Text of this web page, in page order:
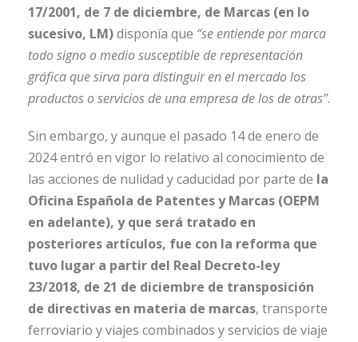
17/2001, de 7 de diciembre, de Marcas (en lo
sucesivo, LM)disponía que “se entiende por marca
todo signo o mediosusceptible de representación
gráfica que sirva para distinguir en el mercado los
productos o servicios de una empresa de los de otras”.
Sin embargo, y aunque el pasado 14 de enero de
2024 entró en vigor lo relativo al conocimiento de
las acciones de nulidad y caducidad por parte de la
Oficina Española de Patentes y Marcas (OEPM
en adelante), y que será tratado en
posteriores artículos, fue con la reforma que
tuvo lugar a partir del Real Decreto-ley
23/2018, de 21 de diciembre de transposición
de directivas en materia de marcas, transporte
ferroviario y viajes combinados y servicios de viaje